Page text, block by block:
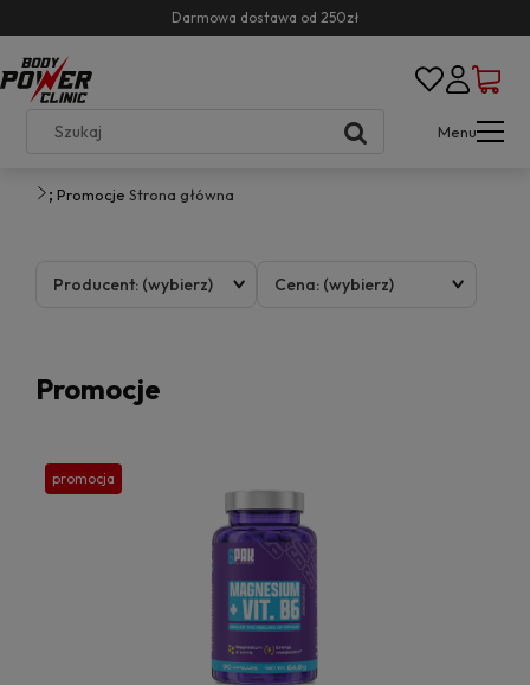
Darmowa dostawa od 250zł
Menu
; Promocje Strona główna
Producent: (wybierz) Cena: (wybierz)
Promocje
promocja